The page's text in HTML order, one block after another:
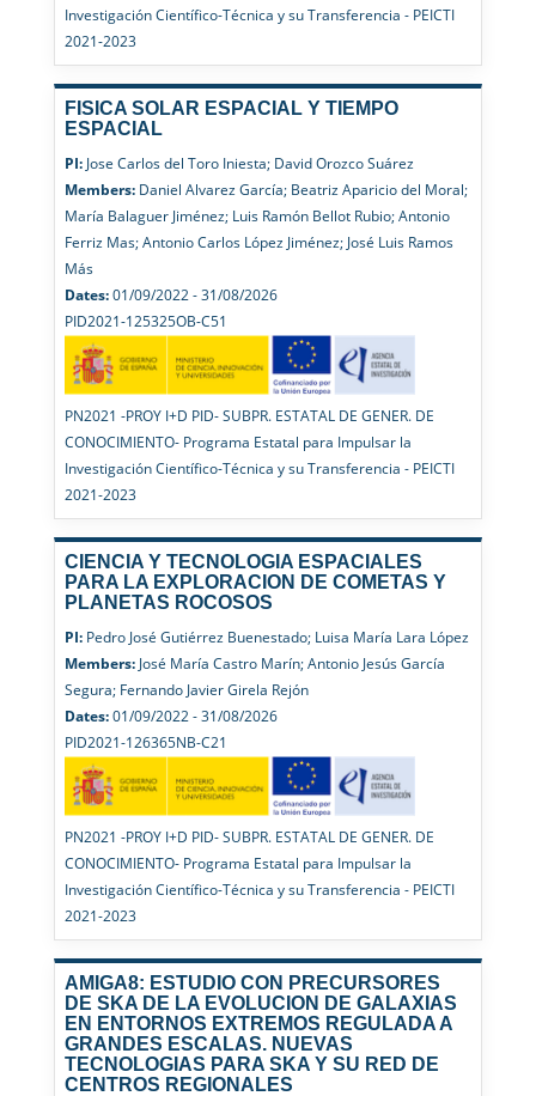
Investigación Científico-Técnica y su Transferencia - PEICTI
2021-2023
FISICA SOLAR ESPACIAL Y TIEMPO
ESPACIAL
PI:Jose Carlos del Toro Iniesta; David Orozco Suárez
Members:Daniel Alvarez García; Beatriz Aparicio del Moral;
María Balaguer Jiménez; Luis Ramón Bellot Rubio; Antonio
Ferriz Mas; Antonio Carlos López Jiménez; José Luis Ramos
Más
Dates:01/09/2022 - 31/08/2026
PID2021-125325OB-C51
PN2021 -PROY I+D PID- SUBPR. ESTATAL DE GENER. DE
CONOCIMIENTO- Programa Estatal para Impulsar la
Investigación Científico-Técnica y su Transferencia - PEICTI
2021-2023
CIENCIA Y TECNOLOGIA ESPACIALES
PARA LA EXPLORACION DE COMETAS Y
PLANETAS ROCOSOS
PI:Pedro José Gutiérrez Buenestado; Luisa María Lara López
Members:José María Castro Marín; Antonio Jesús García
Segura; Fernando Javier Girela Rejón
Dates:01/09/2022 - 31/08/2026
PID2021-126365NB-C21
PN2021 -PROY I+D PID- SUBPR. ESTATAL DE GENER. DE
CONOCIMIENTO- Programa Estatal para Impulsar la
Investigación Científico-Técnica y su Transferencia - PEICTI
2021-2023
AMIGA8: ESTUDIO CON PRECURSORES
DE SKA DE LA EVOLUCION DE GALAXIAS
EN ENTORNOS EXTREMOS REGULADA A
GRANDES ESCALAS. NUEVAS
TECNOLOGIAS PARA SKA Y SU RED DE
CENTROS REGIONALES